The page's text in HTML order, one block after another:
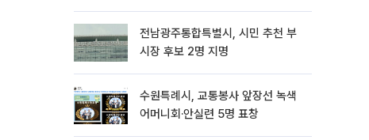
전남광주통합특별시, 시민 추천 부
시장 후보 2명 지명
수원특례시, 교통봉사 앞장선 녹색
어머니회·안실련 5명 표창